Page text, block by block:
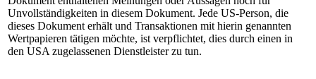
Unvollständigkeiten in diesem Dokument. Jede US-Person, die
dieses Dokument erhält und Transaktionen mit hierin genannten
Wertpapieren tätigen möchte, ist verpflichtet, dies durch einen in
den USA zugelassenen Dienstleister zu tun.